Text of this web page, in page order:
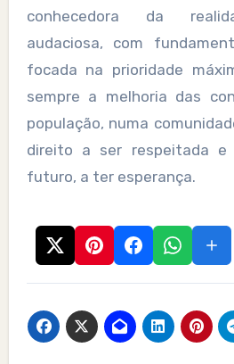
conhecedora da
audaciosa, com
focada na prioridade
sempre a melhoria das
população, numa
direito a ser respeitada
futuro, a ter esperança.